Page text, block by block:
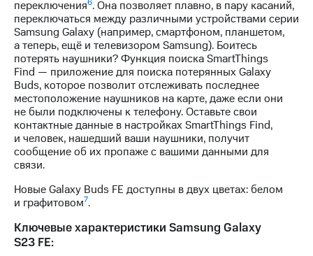
переключения6. Она позволяет плавно, в пару касаний,
переключаться между различными устройствами серии
Samsung Galaxy (например, смартфоном, планшетом,
а теперь, ещё и телевизором Samsung). Боитесь
потерять наушники? Функция поиска SmartThings
Find — приложение для поиска потерянных Galaxy
Buds, которое позволит отслеживать последнее
местоположение наушников на карте, даже если они
не были подключены к телефону. Оставьте свои
контактные данные в настройках SmartThings Find,
и человек, нашедший ваши наушники, получит
сообщение об их пропаже с вашими данными для
связи.
Новые Galaxy Buds FE доступны в двух цветах: белом
и графитовом7.
Ключевые характеристики Samsung Galaxy
S23 FE: